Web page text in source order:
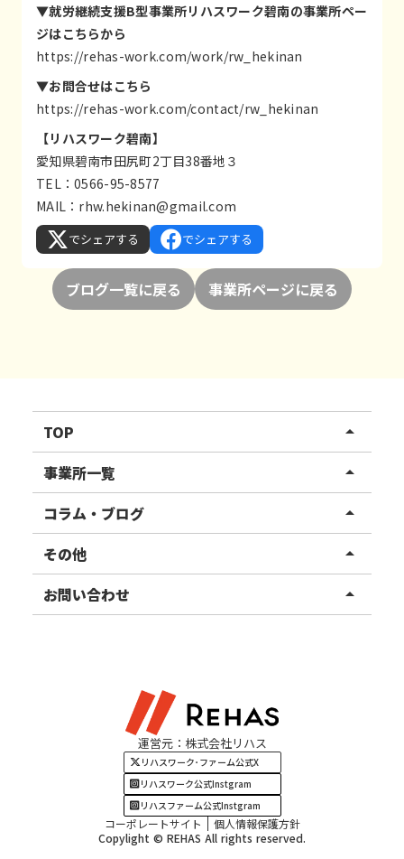
▼就労継続支援B型事業所リハスワーク碧南の事業所ペー
ジはこちらから
https://rehas-work.com/work/rw_hekinan
▼お問合せはこちら
https://rehas-work.com/contact/rw_hekinan
【リハスワーク碧南】
愛知県碧南市田尻町2丁目38番地３
TEL：0566-95-8577
MAIL： rhw.hekinan@gmail.com
でシェアする でシェアする
ブログ一覧に戻る 事業所ページに戻る
TOP arrow_drop_up
リハスワーク
リハスファーム
事業所一覧 arrow_drop_up
関東エリア
東北エリア
甲信越エリア
四国・九州エリア
コラム・ブログ arrow_drop_up
事業所ブログ
ご利用者様の声
その他 arrow_drop_up
お知らせ
お問い合わせ arrow_drop_up
運営元：株式会社リハス
リハスワーク･ファーム公式X
リハスワーク公式Instgram
リハスファーム公式Instgram
コーポレートサイト
個人情報保護方針
Copylight © REHAS All rights reserved.